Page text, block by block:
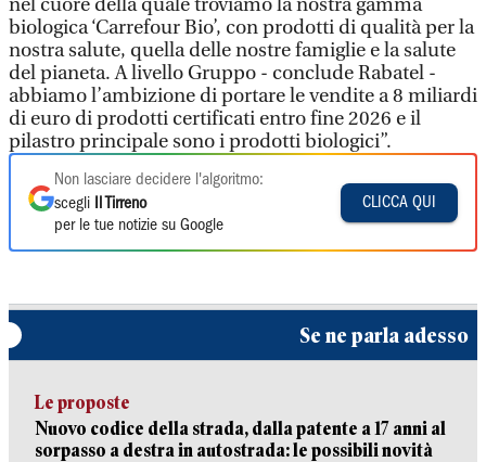
nel cuore della quale troviamo la nostra gamma
biologica ‘Carrefour Bio’, con prodotti di qualità per la
nostra salute, quella delle nostre famiglie e la salute
del pianeta. A livello Gruppo - conclude Rabatel -
abbiamo l’ambizione di portare le vendite a 8 miliardi
di euro di prodotti certificati entro fine 2026 e il
pilastro principale sono i prodotti biologici”.
Non lasciare decidere l'algoritmo:
scegli
Il Tirreno
per le tue notizie su Google
CLICCA QUI
Se ne parla adesso
Le proposte
Nuovo codice della strada, dalla patente a 17 anni al
sorpasso a destra in autostrada: le possibili novità